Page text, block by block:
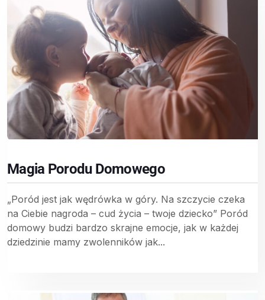
Magia Porodu Domowego
„Poród jest jak wędrówka w góry. Na szczycie czeka
na Ciebie nagroda – cud życia – twoje dziecko” Poród
domowy budzi bardzo skrajne emocje, jak w każdej
dziedzinie mamy zwolenników jak...